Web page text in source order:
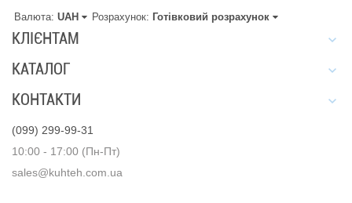
Валюта: UAH Розрахунок: Готівковий розрахунок
КЛІЄНТАМ
КАТАЛОГ
КОНТАКТИ
(099) 299-99-31
10:00 - 17:00 (Пн-Пт)
sales@kuhteh.com.ua